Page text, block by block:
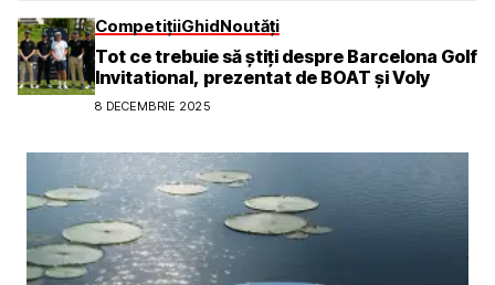
CompetițiiGhidNoutăți
Tot ce trebuie să știți despre Barcelona Golf
Invitational, prezentat de BOAT și Voly
8 DECEMBRIE 2025